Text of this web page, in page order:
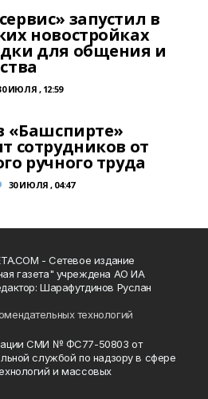
запустил в
новостройках
для общения и
ИЮЛЯ , 12:59
«Башспирте»
сотрудников от
ручного труда
30 ИЮЛЯ , 04:47
- Сетевое издание
газета" учреждена АО ИА
Шарафутдинов Руслан
технологий
СМИ № ФС77-50803 от
службой по надзору в сфере
и массовых